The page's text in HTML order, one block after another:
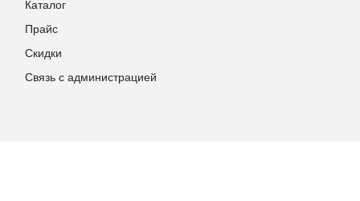
Каталог
Прайс
Скидки
Связь с администрацией